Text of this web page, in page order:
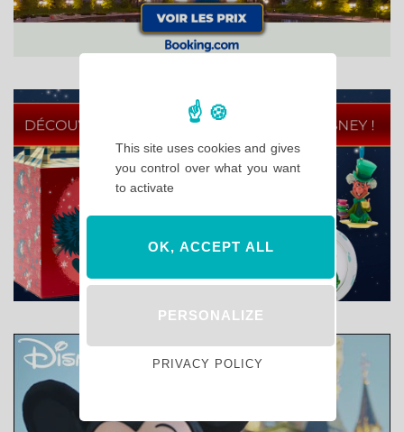
This site uses cookies and gives
you control over what you want
to activate
OK, ACCEPT ALL
PERSONALIZE
PRIVACY POLICY